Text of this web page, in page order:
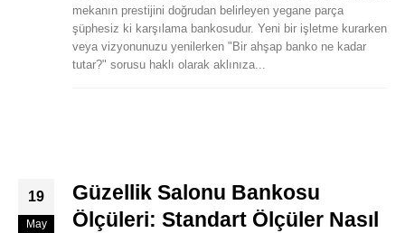
mekanın prestijini doğrudan belirleyen yegane parça
şüphesiz ki karşılama bankosudur. Yeni bir işletme kurarken
veya vizyonunuzu yenilerken "Bir ahşap banko ne kadar
tutar?" sorusu haklı olarak aklınıza...
19
May
Güzellik Salonu Bankosu
Ölçüleri: Standart Ölçüler Nasıl